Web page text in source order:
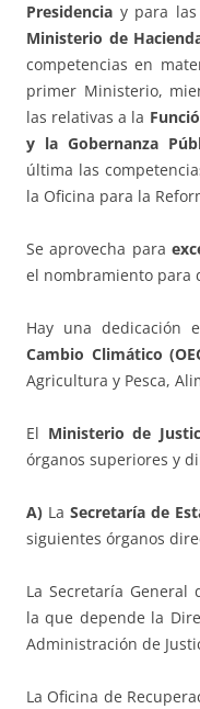
Presidencia y para
Ministerio de
competencias en
primer Ministerio,
las relativas a la
y la Gobernanza
última las
la Oficina para la
Se aprovecha para
el nombramiento para
Hay una dedicación
Cambio Climático
Agricultura y Pesca,
El Ministerio de
órganos superiores y
A) La Secretaría de
siguientes órganos
La Secretaría General
la que depende la
Administración de
La Oficina de